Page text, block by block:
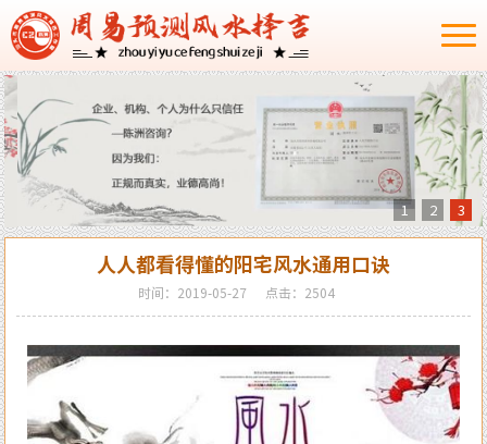
1 2 3
人人都看得懂的阳宅风水通用口诀
时间：2019-05-27 点击：2504